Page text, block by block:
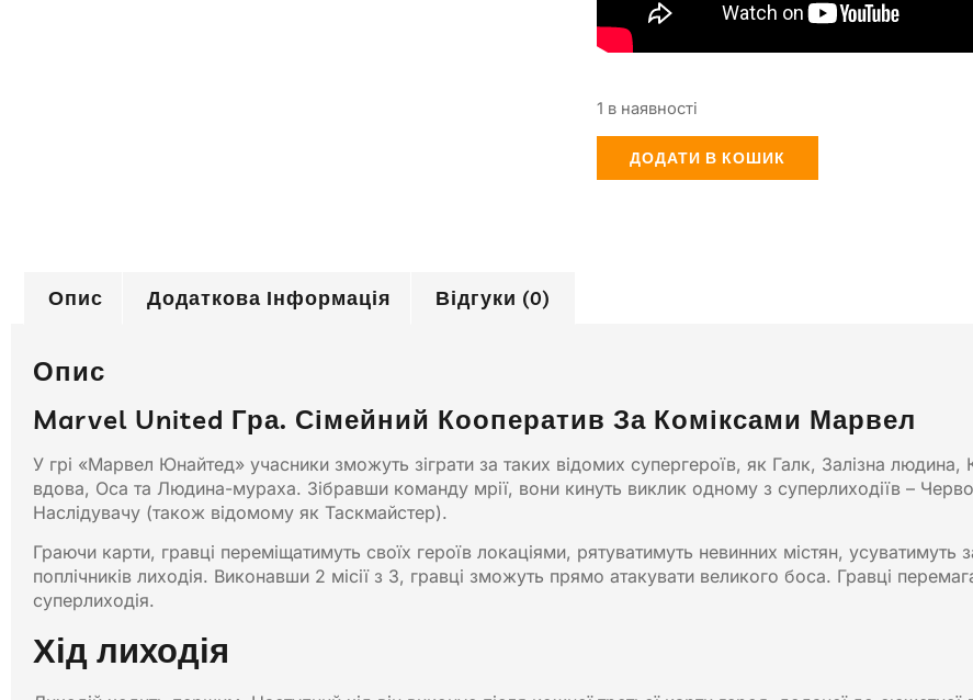
1 в наявності
ДОДАТИ В КОШИК
Опис Додаткова Інформація Відгуки (0)
Опис
Marvel United Гра. Сімейний Кооператив За Коміксами Марвел
У грі «Марвел Юнайтед» учасники зможуть зіграти за таких відомих супергероїв, як Галк, Залізна
вдова, Оса та Людина-мураха. Зібравши команду мрії, вони кинуть виклик одному з суперлиходіїв –
Наслідувачу (також відомому як Таскмайстер).
Граючи карти, гравці переміщатимуть своїх героїв локаціями, рятуватимуть невинних містян, усуватимуть
поплічників лиходія. Виконавши 2 місії з 3, гравці зможуть прямо атакувати великого боса. Гравці
суперлиходія.
Хід лиходія